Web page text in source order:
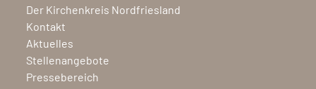
Der Kirchenkreis Nordfriesland
Kontakt
Aktuelles
Stellenangebote
Pressebereich